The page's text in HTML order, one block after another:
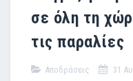
σε όλη τη
τις παραλίες
Αποδράσεις 31